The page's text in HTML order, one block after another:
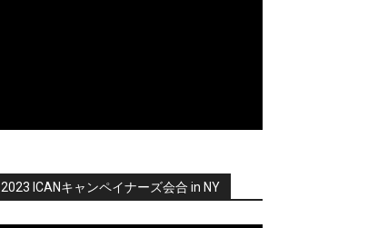
2023 ICANキャンペイナーズ会合 in NY